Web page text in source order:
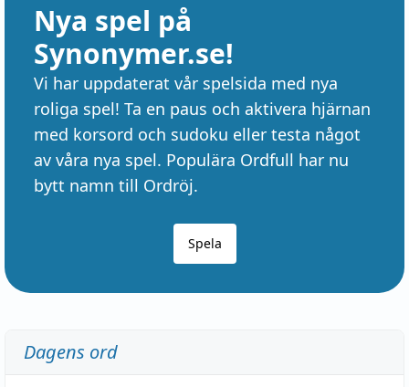
Nya spel på
Synonymer.se!
Vi har uppdaterat vår spelsida med nya
roliga spel! Ta en paus och aktivera hjärnan
med korsord och sudoku eller testa något
av våra nya spel. Populära Ordfull har nu
bytt namn till Ordröj.
Spela
Dagens ord